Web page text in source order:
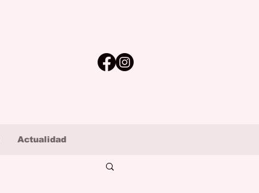
Actualidad